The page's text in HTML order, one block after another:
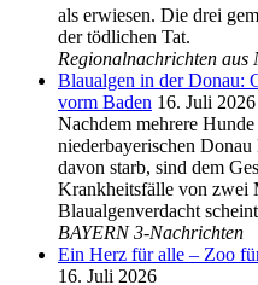
als erwiesen. Die drei
der tödlichen Tat.
Regionalnachrichten aus
Blaualgen in der Donau:
vorm Baden 16. Juli 2026
Nachdem mehrere
niederbayerischen
davon starb, sind dem
Krankheitsfälle von zwei
Blaualgenverdacht
BAYERN 3-Nachrichten
Ein Herz für alle – Zoo
16. Juli 2026